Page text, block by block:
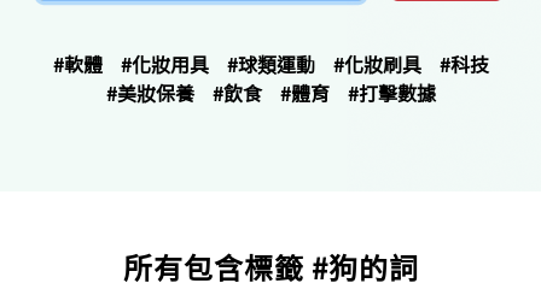
#軟體 #化妝用具 #球類運動 #化妝刷具
#科技
#美妝保養
#飲食 #體育 #打擊數據
所有包含標籤 #狗的詞